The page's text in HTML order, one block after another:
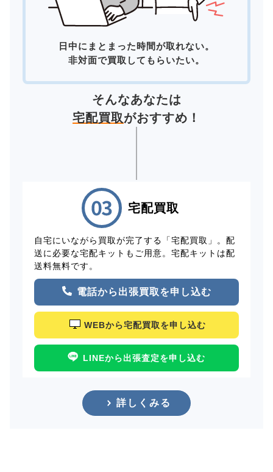
日中にまとまった時間が取れない。
非対面で買取してもらいたい。
そんなあなたは
宅配買取がおすすめ！
宅配買取
自宅にいながら買取が完了する「宅配買取」。配
送に必要な宅配キットもご用意。宅配キットは配
送料無料です。
電話から出張買取を申し込む
WEBから宅配買取を申し込む
LINEから出張査定を申し込む
詳しくみる